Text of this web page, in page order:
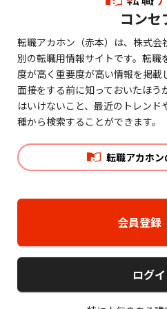
コンセ
転職アカホン（赤本）は、株式会
別の転職用情報サイトです。転職
度が高く重要度が高い情報を掲載
面接をする前に知っておいたほう
はいけないこと、最近のトレン
種から検索することができます。
転職アカホ
会員登録
ログ